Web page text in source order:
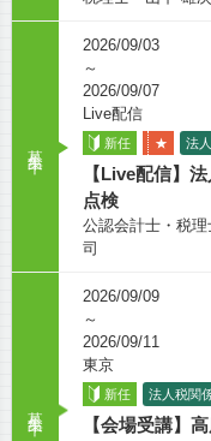
2026/09/03
～
2026/09/07
Live配信
新任 ★ 法
【Live配信】
点検
公認会計士・税
司
2026/09/09
～
2026/09/11
東京
新任 法人税関
【会場受講】